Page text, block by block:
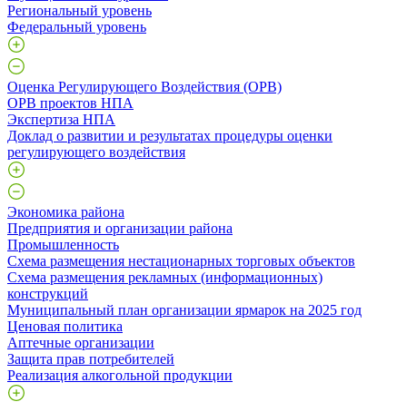
Региональный уровень
Федеральный уровень
Оценка Регулирующего Воздействия (ОРВ)
ОРВ проектов НПА
Экспертиза НПА
Доклад о развитии и результатах процедуры оценки
регулирующего воздействия
Экономика района
Предприятия и организации района
Промышленность
Схема размещения нестационарных торговых объектов
Схема размещения рекламных (информационных)
конструкций
Муниципальный план организации ярмарок на 2025 год
Ценовая политика
Аптечные организации
Защита прав потребителей
Реализация алкогольной продукции